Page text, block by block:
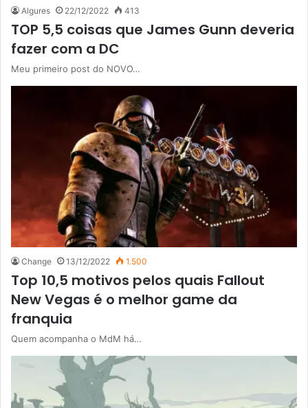
Algures 22/12/2022 413
TOP 5,5 coisas que James Gunn deveria
fazer com a DC
Meu primeiro post do NOVO…
Change 13/12/2022 1.500
Top 10,5 motivos pelos quais Fallout
New Vegas é o melhor game da
franquia
Quem acompanha o MdM há…